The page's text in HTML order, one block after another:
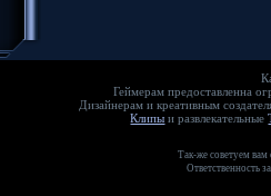
Геймерам предоставленна
Дизайнерам и креативным
Клипы и развлекательные
Так-же советуем
Ответственность